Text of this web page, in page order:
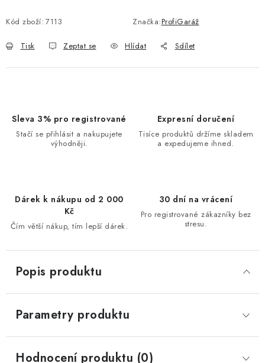
Kód zboží: 7113 Značka:ProfiGaráž
Tisk Zeptat se Hlídat Sdílet
Sleva 3% pro registrované
Stačí se přihlásit a nakupujete
výhodněji.
Expresní doručení
Tisíce produktů držíme skladem
a expedujeme ihned.
Dárek k nákupu od 2 000
Kč
Čím větší nákup, tím lepší dárek.
30 dní na vrácení
Pro registrované zákazníky bez
stresu.
Popis produktu
Parametry produktu
Hodnocení produktu (0)